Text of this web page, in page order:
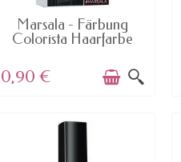
AVAILABLE
Marsala - Färbung
Colorista Haarfarbe
0,90 €